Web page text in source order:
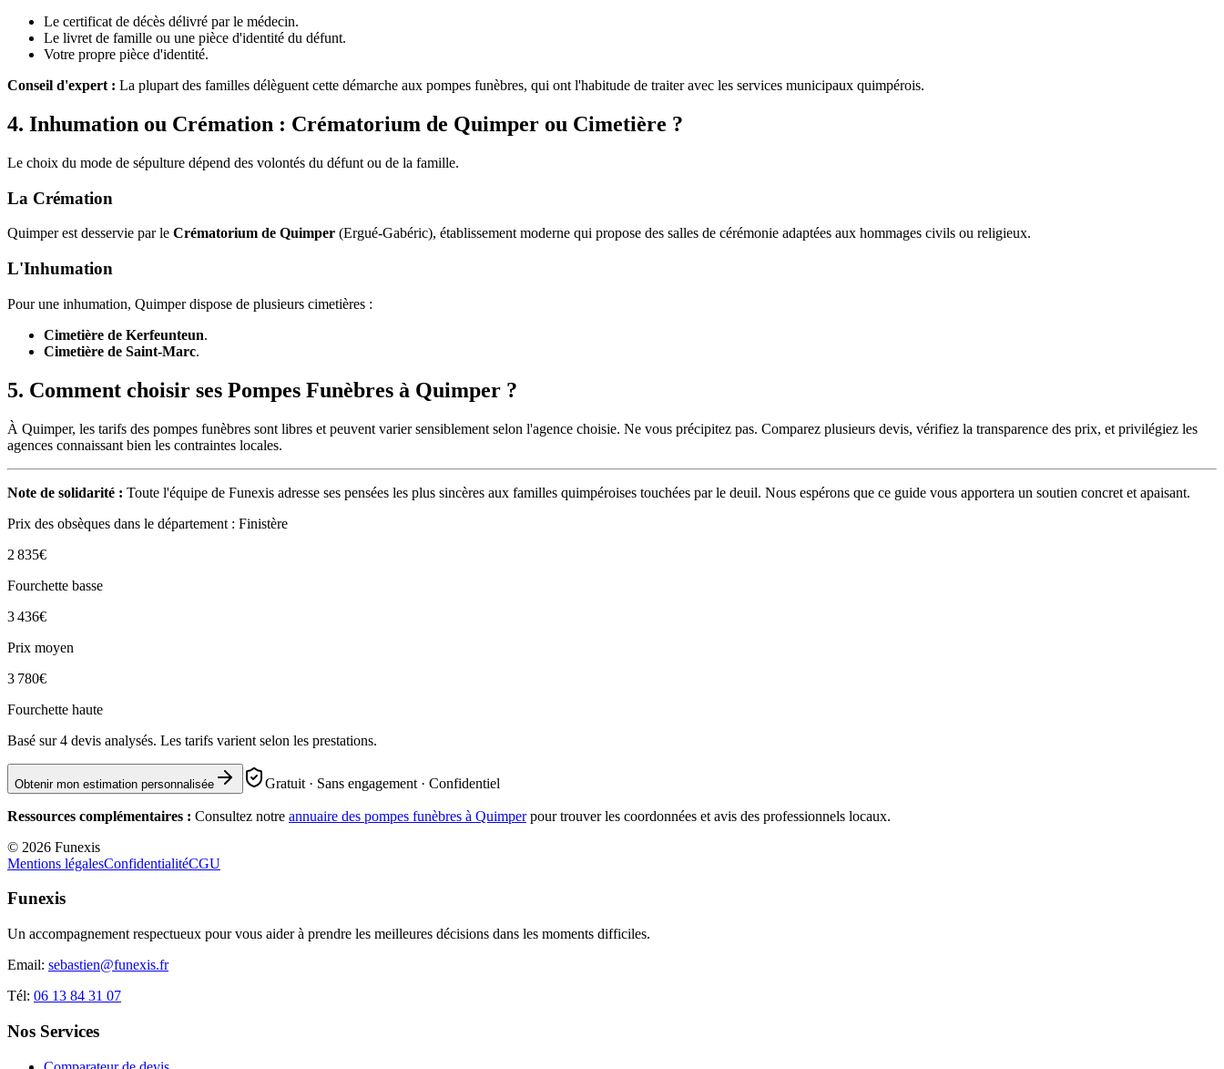
Le certificat de décès délivré par le médecin.
Le livret de famille ou une pièce d'identité du défunt.
Votre propre pièce d'identité.
Conseil d'expert : La plupart des familles délèguent cette démarche aux pompes funèbres, qui ont l'habitude de traiter avec les services municipaux quimpérois.
4. Inhumation ou Crémation : Crématorium de Quimper ou Cimetière ?
Le choix du mode de sépulture dépend des volontés du défunt ou de la famille.
La Crémation
Quimper est desservie par le Crématorium de Quimper (Ergué-Gabéric), établissement moderne qui propose des salles de cérémonie adaptées aux hommages civils ou religieux.
L'Inhumation
Pour une inhumation, Quimper dispose de plusieurs cimetières :
Cimetière de Kerfeunteun.
Cimetière de Saint-Marc.
5. Comment choisir ses Pompes Funèbres à Quimper ?
À Quimper, les tarifs des pompes funèbres sont libres et peuvent varier sensiblement selon l'agence choisie. Ne vous précipitez pas. Comparez plusieurs devis, vérifiez la transparence des prix, et privilégiez les
agences connaissant bien les contraintes locales.
Note de solidarité : Toute l'équipe de Funexis adresse ses pensées les plus sincères aux familles quimpéroises touchées par le deuil. Nous espérons que ce guide vous apportera un soutien concret et apaisant.
Prix des obsèques dans le département : Finistère
2 835€
Fourchette basse
3 436€
Prix moyen
3 780€
Fourchette haute
Basé sur4 devis analysés. Les tarifs varient selon les prestations.
Obtenir mon estimation personnalisée Gratuit · Sans engagement · Confidentiel
Ressources complémentaires : Consultez notre annuaire des pompes funèbres à Quimper pour trouver les coordonnées et avis des professionnels locaux.
© 2026 Funexis
Mentions légalesConfidentialitéCGU
Funexis
Un accompagnement respectueux pour vous aider à prendre les meilleures décisions dans les moments difficiles.
Email: sebastien@funexis.fr
Tél: 06 13 84 31 07
Nos Services